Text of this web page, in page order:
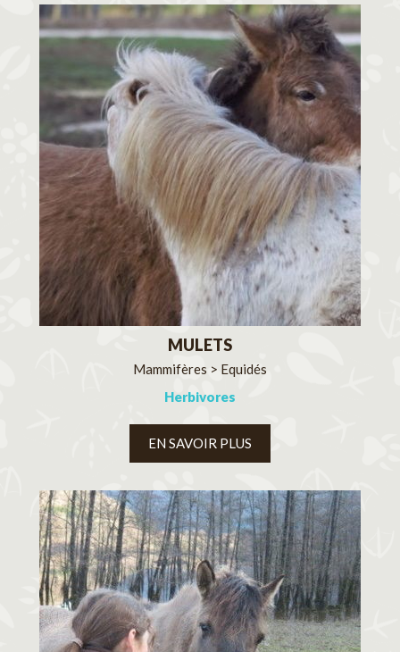
MULETS
Mammifères > Equidés
Herbivores
EN SAVOIR PLUS